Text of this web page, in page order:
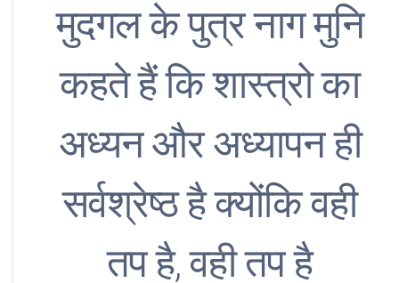
मुदगल के पुत्र नाग मुनि
कहते हैं कि शास्त्रो का
अध्यन और अध्यापन ही
सर्वश्रेष्ठ है क्योंकि वही
तप है, वही तप है